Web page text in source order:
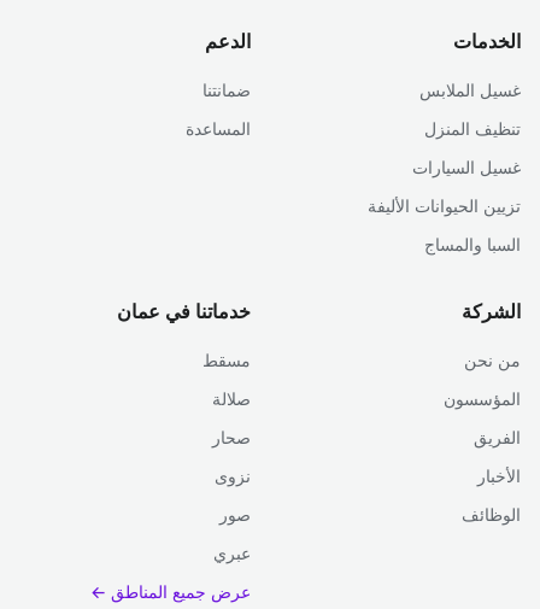
الخدمات
غسيل الملابس
تنظيف المنزل
غسيل السيارات
تزيين الحيوانات الأليفة
السبا والمساج
الدعم
ضمانتنا
المساعدة
الشركة
من نحن
المؤسسون
الفريق
الأخبار
الوظائف
خدماتنا في عمان
مسقط
صلالة
صحار
نزوى
صور
عبري
عرض جميع المناطق ←